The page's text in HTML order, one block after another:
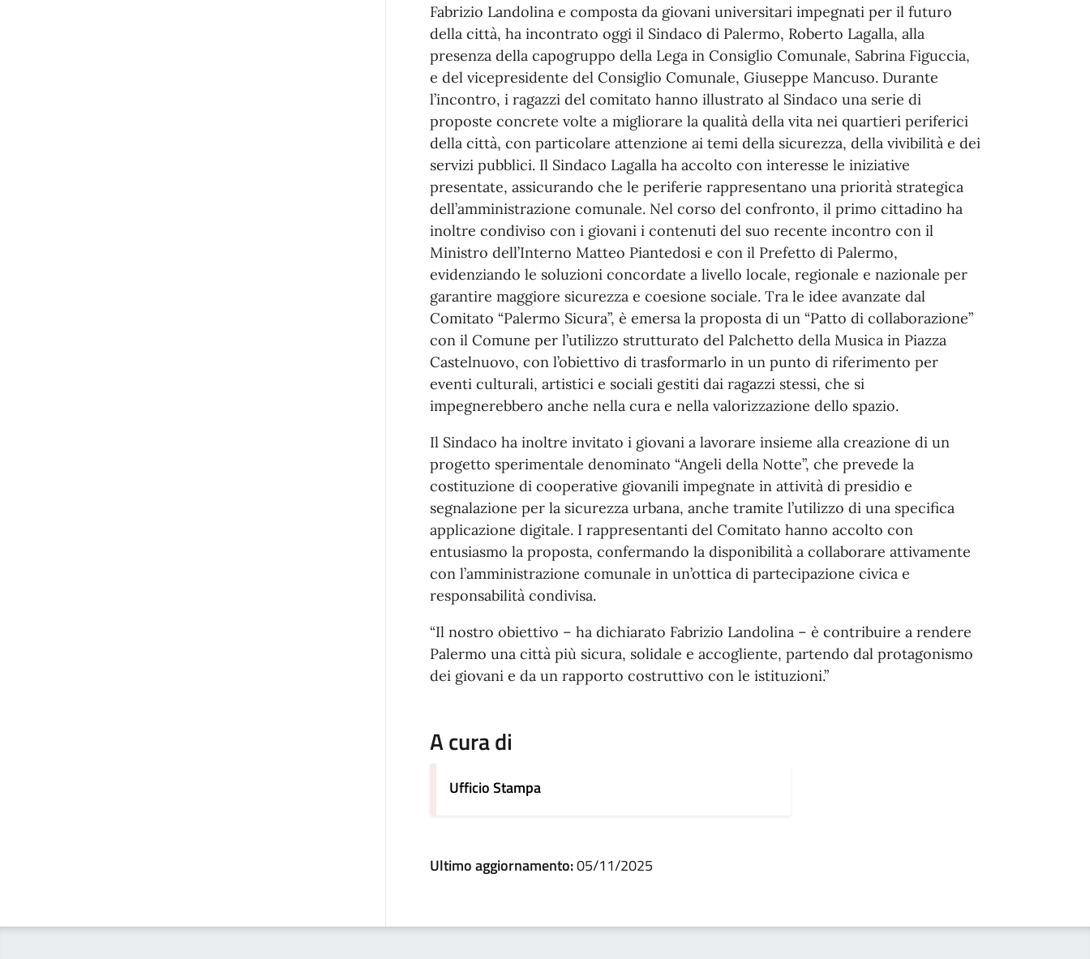
Fabrizio Landolina e composta da giovani universitari impegnati per il futuro
della città, ha incontrato oggi il Sindaco di Palermo, Roberto Lagalla, alla
presenza della capogruppo della Lega in Consiglio Comunale, Sabrina Figuccia,
e del vicepresidente del Consiglio Comunale, Giuseppe Mancuso. Durante
l’incontro, i ragazzi del comitato hanno illustrato al Sindaco una serie di
proposte concrete volte a migliorare la qualità della vita nei quartieri periferici
della città, con particolare attenzione ai temi della sicurezza, della vivibilità e dei
servizi pubblici. Il Sindaco Lagalla ha accolto con interesse le iniziative
presentate, assicurando che le periferie rappresentano una priorità strategica
dell’amministrazione comunale. Nel corso del confronto, il primo cittadino ha
inoltre condiviso con i giovani i contenuti del suo recente incontro con il
Ministro dell’Interno Matteo Piantedosi e con il Prefetto di Palermo,
evidenziando le soluzioni concordate a livello locale, regionale e nazionale per
garantire maggiore sicurezza e coesione sociale. Tra le idee avanzate dal
Comitato “Palermo Sicura”, è emersa la proposta di un “Patto di collaborazione”
con il Comune per l’utilizzo strutturato del Palchetto della Musica in Piazza
Castelnuovo, con l’obiettivo di trasformarlo in un punto di riferimento per
eventi culturali, artistici e sociali gestiti dai ragazzi stessi, che si
impegnerebbero anche nella cura e nella valorizzazione dello spazio.
Il Sindaco ha inoltre invitato i giovani a lavorare insieme alla creazione di un
progetto sperimentale denominato “Angeli della Notte”, che prevede la
costituzione di cooperative giovanili impegnate in attività di presidio e
segnalazione per la sicurezza urbana, anche tramite l’utilizzo di una specifica
applicazione digitale. I rappresentanti del Comitato hanno accolto con
entusiasmo la proposta, confermando la disponibilità a collaborare attivamente
con l’amministrazione comunale in un’ottica di partecipazione civica e
responsabilità condivisa.
“Il nostro obiettivo – ha dichiarato Fabrizio Landolina – è contribuire a rendere
Palermo una città più sicura, solidale e accogliente, partendo dal protagonismo
dei giovani e da un rapporto costruttivo con le istituzioni.”
A cura di
Ufficio Stampa
Ultimo aggiornamento:05/11/2025